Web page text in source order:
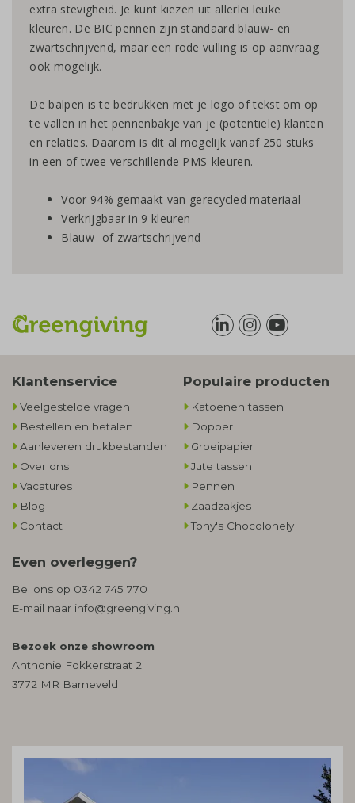
extra stevigheid. Je kunt kiezen uit allerlei leuke
kleuren. De BIC pennen zijn standaard blauw- en
zwartschrijvend, maar een rode vulling is op aanvraag
ook mogelijk.
De balpen is te bedrukken met je logo of tekst om op
te vallen in het pennenbakje van je (potentiële) klanten
en relaties. Daarom is dit al mogelijk vanaf 250 stuks
in een of twee verschillende PMS-kleuren.
Voor 94% gemaakt van gerecycled materiaal
Verkrijgbaar in 9 kleuren
Blauw- of zwartschrijvend
Klantenservice
Veelgestelde vragen
Bestellen en betalen
Aanleveren drukbestanden
Over ons
Vacatures
Blog
Contact
Populaire producten
Katoenen tassen
Dopper
Groeipapier
Jute tassen
Pennen
Zaadzakjes
Tony's Chocolonely
Even overleggen?
Bel ons op 0342 745 770
E-mail naar info@greengiving.nl
Bezoek onze showroom
Anthonie Fokkerstraat 2
3772 MR Barneveld